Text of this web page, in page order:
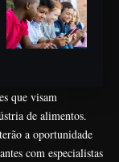
que visam
de alimentos.
a oportunidade
com especialistas